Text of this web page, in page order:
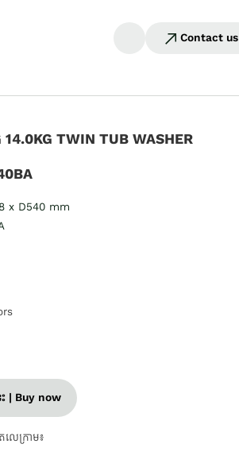
Contact us
14.0KG TWIN TUB WASHER
x D540 mm
| Buy now
លេក្រាម៖